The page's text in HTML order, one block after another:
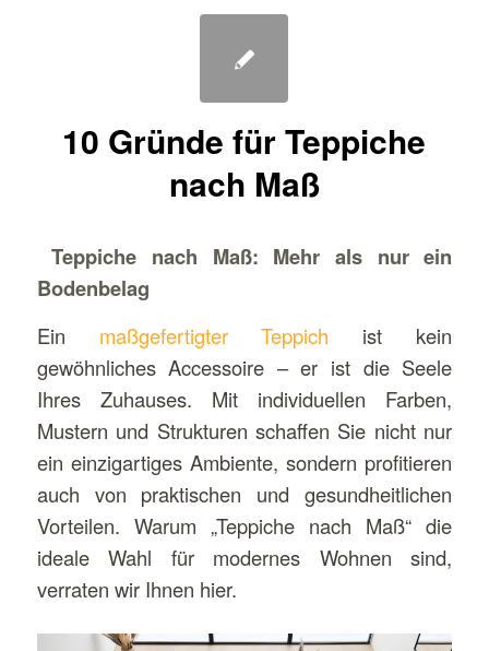
10 Gründe für Teppiche
nach Maß
Teppiche nach Maß: Mehr als nur ein
Bodenbelag
Ein maßgefertigter Teppich ist kein
gewöhnliches Accessoire – er ist die Seele
Ihres Zuhauses. Mit individuellen Farben,
Mustern und Strukturen schaffen Sie nicht nur
ein einzigartiges Ambiente, sondern profitieren
auch von praktischen und gesundheitlichen
Vorteilen. Warum „Teppiche nach Maß“ die
ideale Wahl für modernes Wohnen sind,
verraten wir Ihnen hier.